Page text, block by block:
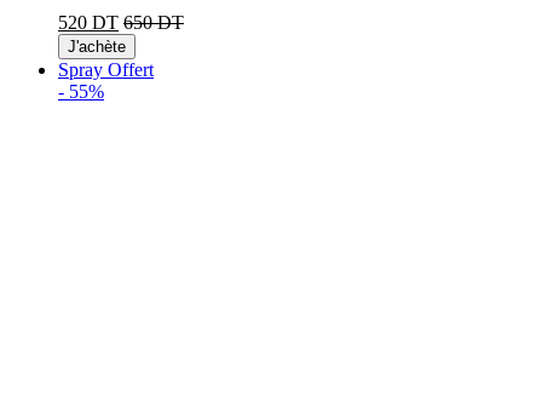
520 DT 650 DT
J'achète
Spray Offert
- 55%